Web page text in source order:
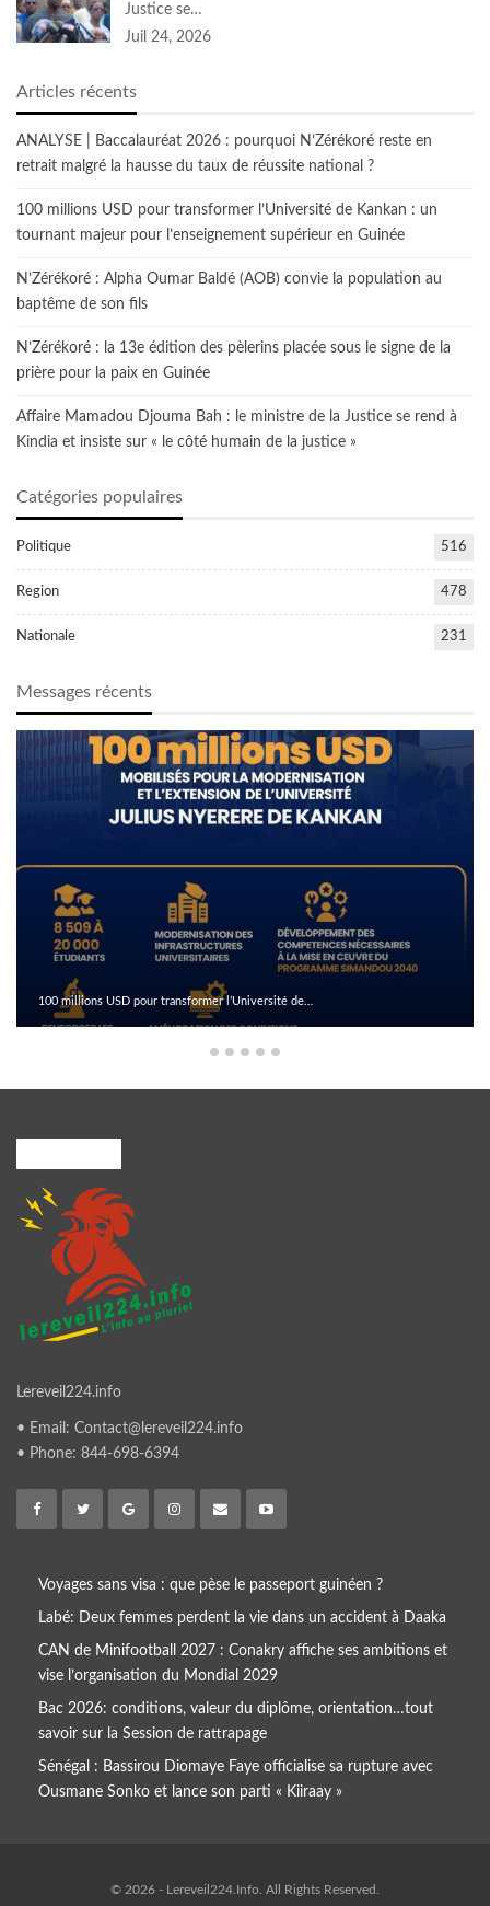
Justice se…
Juil 24, 2026
Articles récents
ANALYSE | Baccalauréat 2026 : pourquoi N’Zérékoré reste en
retrait malgré la hausse du taux de réussite national ?
100 millions USD pour transformer l’Université de Kankan : un
tournant majeur pour l’enseignement supérieur en Guinée
N’Zérékoré : Alpha Oumar Baldé (AOB) convie la population au
baptême de son fils
N’Zérékoré : la 13e édition des pèlerins placée sous le signe de la
prière pour la paix en Guinée
Affaire Mamadou Djouma Bah : le ministre de la Justice se rend à
Kindia et insiste sur « le côté humain de la justice »
Catégories populaires
Politique 516
Region 478
Nationale 231
Messages récents
100 millions USD pour transformer l’Université de…
Lereveil224.info
• Email: Contact@lereveil224.info
• Phone: 844-698-6394
Voyages sans visa : que pèse le passeport guinéen ?
Labé: Deux femmes perdent la vie dans un accident à Daaka
CAN de Minifootball 2027 : Conakry affiche ses ambitions et
vise l’organisation du Mondial 2029
Bac 2026: conditions, valeur du diplôme, orientation…tout
savoir sur la Session de rattrapage
Sénégal : Bassirou Diomaye Faye officialise sa rupture avec
Ousmane Sonko et lance son parti « Kiiraay »
© 2026 - Lereveil224.Info. All Rights Reserved.